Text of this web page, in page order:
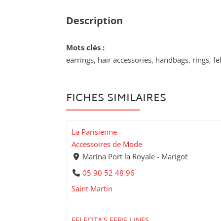
Description
Mots clés :
earrings, hair accessories, handbags, rings,
FICHES SIMILAIRES
La Parisienne
Accessoires de Mode
Marina Port la Royale - Marigot
05 90 52 48 96
Saint Martin